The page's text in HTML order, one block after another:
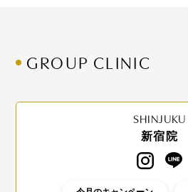
GROUP CLINIC
SHINJUKU
新宿院